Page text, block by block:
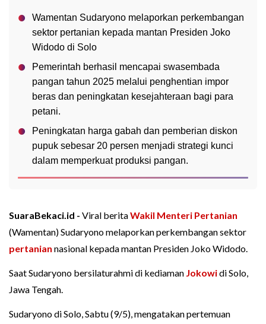
Wamentan Sudaryono melaporkan perkembangan
sektor pertanian kepada mantan Presiden Joko
Widodo di Solo
Pemerintah berhasil mencapai swasembada
pangan tahun 2025 melalui penghentian impor
beras dan peningkatan kesejahteraan bagi para
petani.
Peningkatan harga gabah dan pemberian diskon
pupuk sebesar 20 persen menjadi strategi kunci
dalam memperkuat produksi pangan.
SuaraBekaci.id - Viral beritaWakil Menteri Pertanian
(Wamentan) Sudaryono melaporkan perkembangan sektor
pertanian nasional kepada mantan Presiden Joko Widodo.
Saat Sudaryono bersilaturahmi di kediaman Jokowidi Solo,
Jawa Tengah.
Sudaryono di Solo, Sabtu (9/5), mengatakan pertemuan